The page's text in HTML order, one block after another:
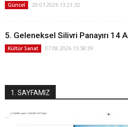
Güncel 20.07.2026 13:21:32
5. Geleneksel Silivri Panayırı 14
Kültür Sanat 07.08.2026 15:58:39
1. SAYFAMIZ